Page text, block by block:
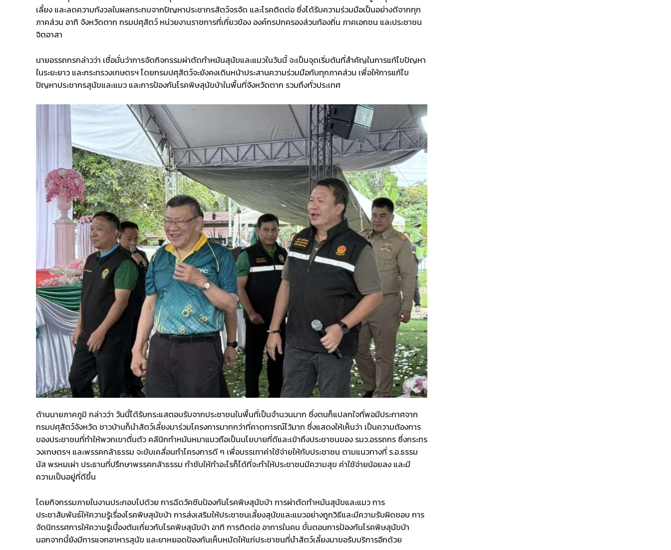
เลี้ยง และลดความกังวลในผลกระทบจากปัญหาประชากรสัตว์จรจัด และโรคติดต่อ ซึ่งได้รับความร่วมมือเป็นอย่างดีจากทุก
ภาคส่วน อาทิ จังหวัดตาก กรมปศุสัตว์ หน่วยงานราชการที่เกี่ยวข้อง องค์กรปกครองส่วนท้องถิ่น ภาคเอกชน และประชาชน
จิตอาสา
นายอรรถกรกล่าวว่า เชื่อมั่นว่าการจัดกิจกรรมผ่าตัดทำหมันสุนัขและแมวในวันนี้ จะเป็นจุดเริ่มต้นที่สำคัญในการแก้ไขปัญหา
ในระยะยาว และกระทรวงเกษตรฯ โดยกรมปศุสัตว์จะยังคงเดินหน้าประสานความร่วมมือกับทุกภาคส่วน เพื่อให้การแก้ไข
ปัญหาประชากรสุนัขและแมว และการป้องกันโรคพิษสุนัขบ้าในพื้นที่จังหวัดตาก รวมถึงทั่วประเทศ
ด้านนายภาคภูมิ กล่าวว่า วันนี้ได้รับกระแสตอบรับจากประชาชนในพื้นที่เป็นจำนวนมาก ซึ่งตนก็แปลกใจที่พอมีประกาศจาก
กรมปศุสัตว์จังหวัด ชาวบ้านก็นำสัตว์เลี้ยงมาร่วมโครงการมากกว่าที่คาดการณ์ไว้มาก ซึ่งแสดงให้เห็นว่า เป็นความต้องการ
ของประชาชนที่ทำให้พวกเขาตื่นตัว คลีนิกทำหมันหมาแมวถือเป็นนโยบายที่ดีและเข้าถึงประชาชนของ รมว.อรรถกร ซึ่งกระทร
วงเกษตรฯ และพรรคกล้าธรรม จะขับเคลื่อนทำโครงการดี ๆ เพื่อบรรเทาค่าใช้จ่ายให้กับประชาชน ตามแนวทางที่ ร.อ.ธรรม
นัส พรหมเผ่า ประธานที่ปรึกษาพรรคกล้าธรรม กำชับให้ทำอะไรก็ได้ที่จะทำให้ประชาชนมีความสุข ค่าใช้จ่ายน้อยลง และมี
ความเป็นอยู่ที่ดีขึ้น
โดยกิจกรรมภายในงานประกอบไปด้วย การฉีดวัคซีนป้องกันโรคพิษสุนัขบ้า การผ่าตัดทำหมันสุนัขและแมว การ
ประชาสัมพันธ์ให้ความรู้เรื่องโรคพิษสุนัขบ้า การส่งเสริมให้ประชาชนเลี้ยงสุนัขและแมวอย่างถูกวิธีและมีความรับผิดชอบ การ
จัดนิทรรศการให้ความรู้เบื้องต้นเกี่ยวกับโรคพิษสุนัขบ้า อาทิ การติดต่อ อาการในคน ขั้นตอนการป้องกันโรคพิษสุนัขบ้า
นอกจากนี้ยังมีการแจกอาหารสุนัข และยาหยอดป้องกันเห็บหมัดให้แก่ประชาชนที่นำสัตว์เลี้ยงมาขอรับบริการอีกด้วย